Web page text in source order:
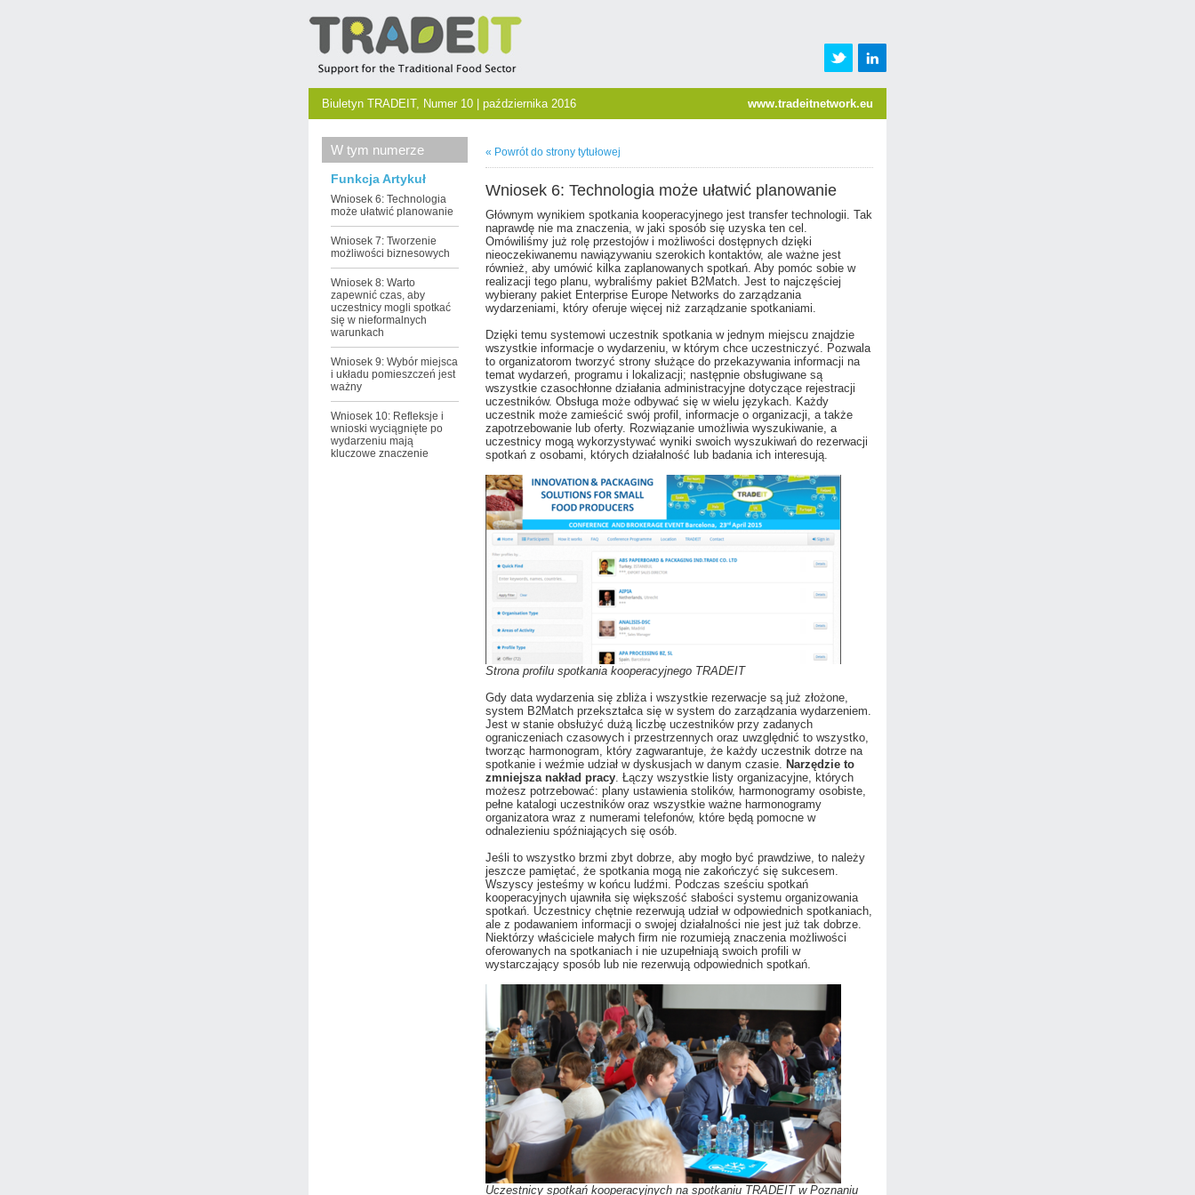
Biuletyn TRADEIT, Numer 10 | października 2016 www.tradeitnetwork.eu
W tym numerze
Funkcja Artykuł
Wniosek 6: Technologia
może ułatwić planowanie
Wniosek 7: Tworzenie
możliwości biznesowych
Wniosek 8: Warto
zapewnić czas, aby
uczestnicy mogli spotkać
się w nieformalnych
warunkach
Wniosek 9: Wybór miejsca
i układu pomieszczeń jest
ważny
Wniosek 10: Refleksje i
wnioski wyciągnięte po
wydarzeniu mają
kluczowe znaczenie
« Powrót do strony tytułowej
Wniosek 6: Technologia może ułatwić planowanie
Głównym wynikiem spotkania kooperacyjnego jest transfer technologii. Tak
naprawdę nie ma znaczenia, w jaki sposób się uzyska ten cel.
Omówiliśmy już rolę przestojów i możliwości dostępnych dzięki
nieoczekiwanemu nawiązywaniu szerokich kontaktów, ale ważne jest
również, aby umówić kilka zaplanowanych spotkań. Aby pomóc sobie w
realizacji tego planu, wybraliśmy pakiet B2Match. Jest to najczęściej
wybierany pakiet Enterprise Europe Networks do zarządzania
wydarzeniami, który oferuje więcej niż zarządzanie spotkaniami.
Dzięki temu systemowi uczestnik spotkania w jednym miejscu znajdzie
wszystkie informacje o wydarzeniu, w którym chce uczestniczyć. Pozwala
to organizatorom tworzyć strony służące do przekazywania informacji na
temat wydarzeń, programu i lokalizacji; następnie obsługiwane są
wszystkie czasochłonne działania administracyjne dotyczące rejestracji
uczestników. Obsługa może odbywać się w wielu językach. Każdy
uczestnik może zamieścić swój profil, informacje o organizacji, a także
zapotrzebowanie lub oferty. Rozwiązanie umożliwia wyszukiwanie, a
uczestnicy mogą wykorzystywać wyniki swoich wyszukiwań do rezerwacji
spotkań z osobami, których działalność lub badania ich interesują.
Strona profilu spotkania kooperacyjnego TRADEIT
Gdy data wydarzenia się zbliża i wszystkie rezerwacje są już złożone,
system B2Match przekształca się w system do zarządzania wydarzeniem.
Jest w stanie obsłużyć dużą liczbę uczestników przy zadanych
ograniczeniach czasowych i przestrzennych oraz uwzględnić to wszystko,
tworząc harmonogram, który zagwarantuje, że każdy uczestnik dotrze na
spotkanie i weźmie udział w dyskusjach w danym czasie. Narzędzie to
zmniejsza nakład pracy. Łączy wszystkie listy organizacyjne, których
możesz potrzebować: plany ustawienia stolików, harmonogramy osobiste,
pełne katalogi uczestników oraz wszystkie ważne harmonogramy
organizatora wraz z numerami telefonów, które będą pomocne w
odnalezieniu spóźniających się osób.
Jeśli to wszystko brzmi zbyt dobrze, aby mogło być prawdziwe, to należy
jeszcze pamiętać, że spotkania mogą nie zakończyć się sukcesem.
Wszyscy jesteśmy w końcu ludźmi. Podczas sześciu spotkań
kooperacyjnych ujawniła się większość słabości systemu organizowania
spotkań. Uczestnicy chętnie rezerwują udział w odpowiednich spotkaniach,
ale z podawaniem informacji o swojej działalności nie jest już tak dobrze.
Niektórzy właściciele małych firm nie rozumieją znaczenia możliwości
oferowanych na spotkaniach i nie uzupełniają swoich profili w
wystarczający sposób lub nie rezerwują odpowiednich spotkań.
Uczestnicy spotkań kooperacyjnych na spotkaniu TRADEIT w Poznaniu